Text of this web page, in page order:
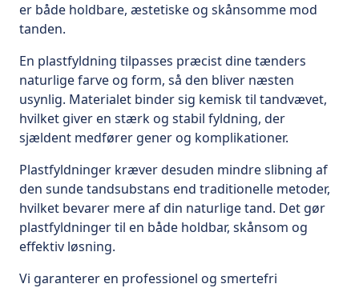
er både holdbare, æstetiske og skånsomme mod
tanden.
En plastfyldning tilpasses præcist dine tænders
naturlige farve og form, så den bliver næsten
usynlig. Materialet binder sig kemisk til tandvævet,
hvilket giver en stærk og stabil fyldning, der
sjældent medfører gener og komplikationer.
Plastfyldninger kræver desuden mindre slibning af
den sunde tandsubstans end traditionelle metoder,
hvilket bevarer mere af din naturlige tand. Det gør
plastfyldninger til en både holdbar, skånsom og
effektiv løsning.
Vi garanterer en professionel og smertefri